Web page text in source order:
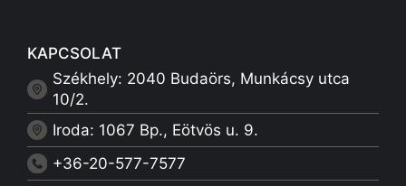
KAPCSOLAT
Székhely: 2040 Budaörs, Munkácsy utca
10/2.
Iroda: 1067 Bp., Eötvös u. 9.
+36-20-577-7577